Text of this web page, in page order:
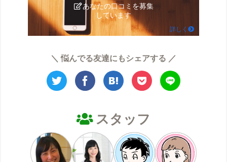
あなたの口コミを募集
しています
詳しく
＼ 悩んでる友達にもシェアする ／
スタッフ